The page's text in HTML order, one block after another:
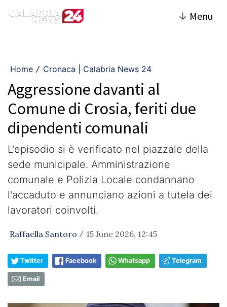
↓ Menu
Home / Cronaca | Calabria News 24
Aggressione davanti al
Comune di Crosia, feriti due
dipendenti comunali
L'episodio si è verificato nel piazzale della
sede municipale. Amministrazione
comunale e Polizia Locale condannano
l'accaduto e annunciano azioni a tutela dei
lavoratori coinvolti.
Raffaella Santoro / 15 June 2026, 12:45
Twitter Facebook Whatsapp Telegram
Email